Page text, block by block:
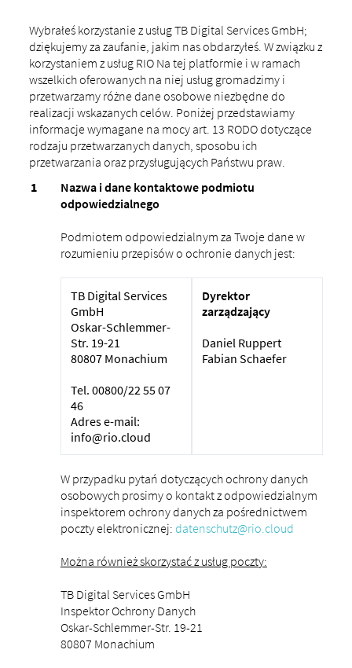
Wybrałeś korzystanie z usług TB Digital Services GmbH;
dziękujemy za zaufanie, jakim nas obdarzyłeś. W związku z
korzystaniem z usług RIO Na tej platformie i w ramach
wszelkich oferowanych na niej usług gromadzimy i
przetwarzamy różne dane osobowe niezbędne do
realizacji wskazanych celów. Poniżej przedstawiamy
informacje wymagane na mocy art. 13 RODO dotyczące
rodzaju przetwarzanych danych, sposobu ich
przetwarzania oraz przysługujących Państwu praw.
Nazwa i dane kontaktowe podmiotu
odpowiedzialnego
Podmiotem odpowiedzialnym za Twoje dane w
rozumieniu przepisów o ochronie danych jest:
TB Digital Services
GmbH
Oskar-Schlemmer-
Str. 19-21
80807 Monachium
Tel. 00800/22 55 07
46
Adres e-mail:
info@rio.cloud
Dyrektor
zarządzający
Daniel Ruppert
Fabian Schaefer
W przypadku pytań dotyczących ochrony danych
osobowych prosimy o kontakt z odpowiedzialnym
inspektorem ochrony danych za pośrednictwem
poczty elektronicznej: datenschutz@rio.cloud
Można również skorzystać z usług poczty:
TB Digital Services GmbH
Inspektor Ochrony Danych
Oskar-Schlemmer-Str. 19-21
80807 Monachium